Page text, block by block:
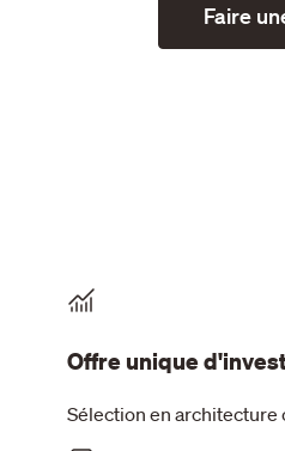
Faire
Offre unique
Sélection en architecture